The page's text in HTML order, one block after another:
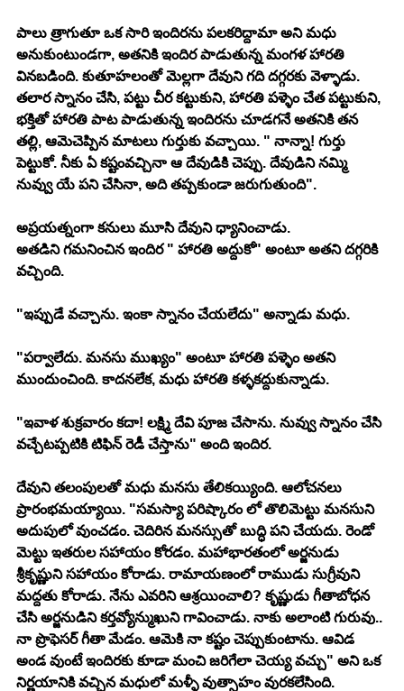
పాలు త్రాగుతూ ఒక సారి ఇందిరను పలకరిద్దామా అని మధు
అనుకుంటుండగా, అతనికి ఇందిర పాడుతున్న మంగళ హారతి
వినబడింది. కుతూహలంతో మెల్లగా దేవుని గది దగ్గరకు వెళ్ళాడు.
తలార స్నానం చేసి, పట్టు చీర కట్టుకుని, హారతి పళ్ళెం చేత పట్టుకుని,
భక్తితో హారతి పాట పాడుతున్న ఇందిరను చూడగనే అతనికి తన
తల్లి, ఆమెచెప్పిన మాటలు గుర్తుకు వచ్చాయి. " నాన్నా! గుర్తు
పెట్టుకో. నీకు ఏ కష్టంవచ్చినా ఆ దేవుడికి చెప్పు. దేవుడిని నమ్మి
నువ్వు యే పని చేసినా, అది తప్పకుండా జరుగుతుంది".
అప్రయత్నంగా కనులు మూసి దేవుని ధ్యానించాడు.
అతడిని గమనించిన ఇందిర " హారతి అద్దుకో" అంటూ అతని దగ్గరికి
వచ్చింది.
"ఇప్పుడే వచ్చాను. ఇంకా స్నానం చేయలేదు" అన్నాడు మధు.
"పర్వాలేదు. మనసు ముఖ్యం" అంటూ హారతి పళ్ళెం అతని
ముందుంచింది. కాదనలేక, మధు హారతి కళ్ళకద్దుకున్నాడు.
"ఇవాళ శుక్రవారం కదా! లక్ష్మి దేవి పూజ చేసాను. నువ్వు స్నానం చేసి
వచ్చేటప్పటికి టిఫిన్ రెడీ చేస్తాను" అంది ఇందిర.
దేవుని తలంపులతో మధు మనసు తేలికయ్యింది. ఆలోచనలు
ప్రారంభమయ్యాయి. "సమస్యా పరిష్కారం లో తొలిమెట్టు మనసుని
అదుపులో వుంచడం. చెదిరిన మనస్సుతో బుద్ధి పని చేయదు. రెండో
మెట్టు ఇతరుల సహాయం కోరడం. మహాభారతంలో అర్జనుడు
శ్రీకృష్ణుని సహాయం కోరాడు. రామాయణంలో రాముడు సుగ్రీవుని
మద్దతు కోరాడు. నేను ఎవరిని ఆశ్రయించాలి? కృష్ణుడు గీతాబోధన
చేసి అర్జనుడిని కర్తవ్యోన్ముఖుని గావించాడు. నాకు అలాంటి గురువు..
నా ప్రొఫెసర్ గీతా మేడం. ఆమెకి నా కష్టం చెప్పుకుంటాను. ఆవిడ
అండ వుంటే ఇందిరకు కూడా మంచి జరిగేలా చెయ్య వచ్చు" అని ఒక
నిర్ణయానికి వచ్చిన మధులో మళ్ళీ వుత్సాహం వురకలేసింది.